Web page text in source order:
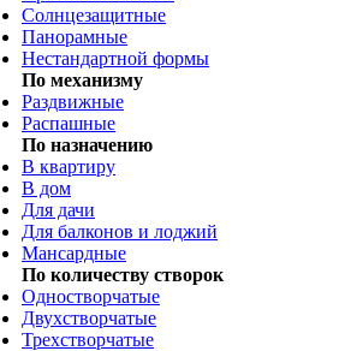
Солнцезащитные
Панорамные
Нестандартной формы
По механизму
Раздвижные
Распашные
По назначению
В квартиру
В дом
Для дачи
Для балконов и лоджий
Мансардные
По количеству створок
Одностворчатые
Двухстворчатые
Трехстворчатые